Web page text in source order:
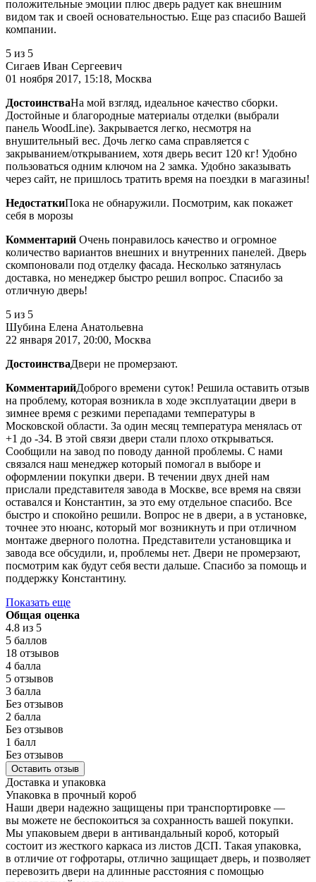
положительные эмоции плюс дверь радует как внешним
видом так и своей основательностью. Еще раз спасибо Вашей
компании.
5 из 5
Сигаев Иван Сергеевич
01 ноября 2017, 15:18, Москва
ДостоинстваНа мой взгляд, идеальное качество сборки.
Достойные и благородные материалы отделки (выбрали
панель WoodLine). Закрывается легко, несмотря на
внушительный вес. Дочь легко сама справляется с
закрыванием/открыванием, хотя дверь весит 120 кг! Удобно
пользоваться одним ключом на 2 замка. Удобно заказывать
через сайт, не пришлось тратить время на поездки в магазины!
НедостаткиПока не обнаружили. Посмотрим, как покажет
себя в морозы
Комментарий Очень понравилось качество и огромное
количество вариантов внешних и внутренних панелей. Дверь
скомпоновали под отделку фасада. Несколько затянулась
доставка, но менеджер быстро решил вопрос. Спасибо за
отличную дверь!
5 из 5
Шубина Елена Анатольевна
22 января 2017, 20:00, Москва
ДостоинстваДвери не промерзают.
КомментарийДоброго времени суток! Решила оставить отзыв
на проблему, которая возникла в ходе эксплуатации двери в
зимнее время с резкими перепадами температуры в
Московской области. За один месяц температура менялась от
+1 до -34. В этой связи двери стали плохо открываться.
Сообщили на завод по поводу данной проблемы. С нами
связался наш менеджер который помогал в выборе и
оформлении покупки двери. В течении двух дней нам
прислали представителя завода в Москве, все время на связи
оставался и Константин, за это ему отдельное спасибо. Все
быстро и спокойно решили. Вопрос не в двери, а в установке,
точнее это нюанс, который мог возникнуть и при отличном
монтаже дверного полотна. Представители установщика и
завода все обсудили, и, проблемы нет. Двери не промерзают,
посмотрим как будут себя вести дальше. Спасибо за помощь и
поддержку Константину.
Показать еще
Общая оценка
4.8 из 5
5 баллов
18 отзывов
4 балла
5 отзывов
3 балла
Без отзывов
2 балла
Без отзывов
1 балл
Без отзывов
Оставить отзыв
Доставка и упаковка
Упаковка в прочный короб
Наши двери надежно защищены при транспортировке —
вы можете не беспокоиться за сохранность вашей покупки.
Мы упаковыем двери в антивандальный короб, который
состоит из жесткого каркаса из листов ДСП. Такая упаковка,
в отличие от гофротары, отлично защищает дверь, и позволяет
перевозить двери на длинные расстояния с помощью